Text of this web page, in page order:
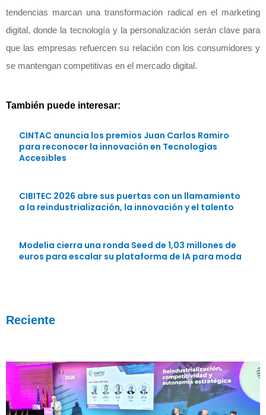
tendencias marcan una transformación radical en el marketing
digital, donde la tecnología y la personalización serán clave para
que las empresas refuercen su relación con los consumidores y
se mantengan competitivas en el mercado digital.
También puede interesar:
CINTAC anuncia los premios Juan Carlos Ramiro
para reconocer la innovación en Tecnologías
Accesibles
CIBITEC 2026 abre sus puertas con un llamamiento
a la reindustrialización, la innovación y el talento
Modelia cierra una ronda Seed de 1,03 millones de
euros para escalar su plataforma de IA para moda
Reciente